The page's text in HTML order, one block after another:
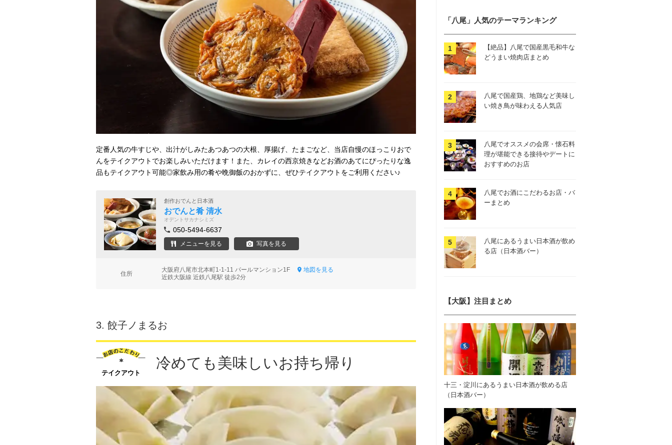
定番人気の牛すじや、出汁がしみたあつあつの大根、厚揚げ、たまごなど、当店自慢のほっこりおで
んをテイクアウトでお楽しみいただけます！また、カレイの西京焼きなどお酒のあてにぴったりな逸
品もテイクアウト可能◎家飲み用の肴や晩御飯のおかずに、ぜひテイクアウトをご利用ください♪
創作おでんと日本酒
おでんと肴 清水
オデントサカナシミズ
050-5494-6637
メニューを見る 写真を見る
住所
大阪府八尾市北本町1-1-11 パールマンション1F
地図を見る
近鉄大阪線 近鉄八尾駅 徒歩2分
3. 餃子ノまるお
テイクアウト
冷めても美味しいお持ち帰り
「八尾」人気のテーマランキング
【絶品】八尾で国産黒毛和牛な
どうまい焼肉店まとめ
八尾で国産鶏、地鶏など美味し
い焼き鳥が味わえる人気店
八尾でオススメの会席・懐石料
理が堪能できる接待やデートに
おすすめのお店
八尾でお酒にこだわるお店・バ
ーまとめ
八尾にあるうまい日本酒が飲め
る店（日本酒バー）
【大阪】注目まとめ
十三・淀川にあるうまい日本酒が飲める店
（日本酒バー）